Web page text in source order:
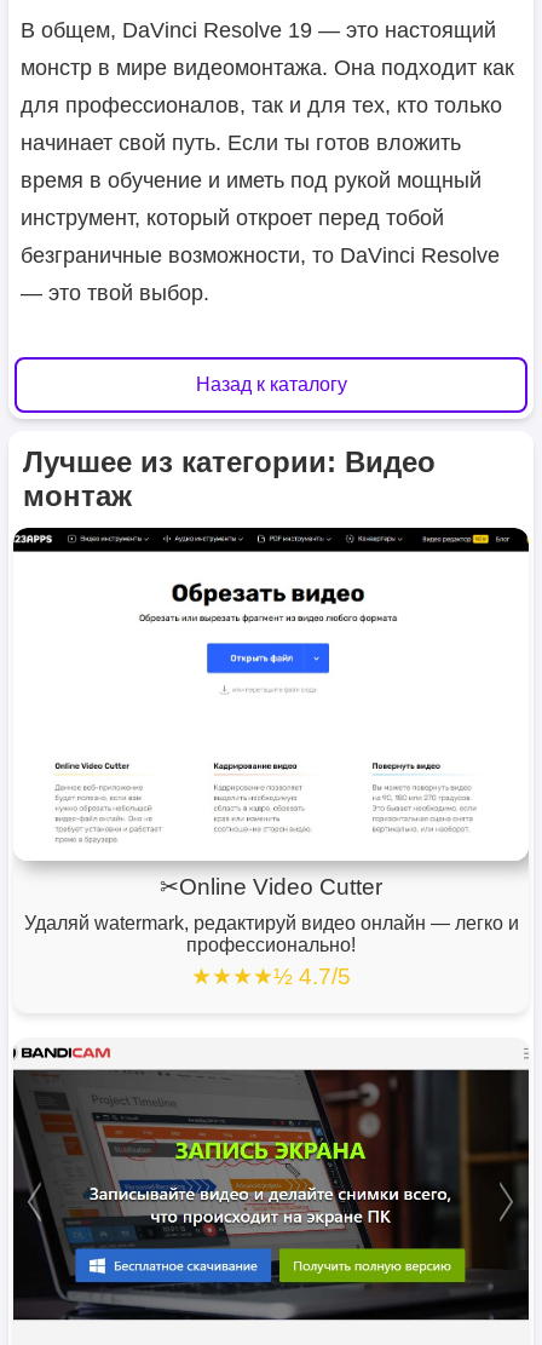
В общем, DaVinci Resolve 19 — это настоящий
монстр в мире видеомонтажа. Она подходит как
для профессионалов, так и для тех, кто только
начинает свой путь. Если ты готов вложить
время в обучение и иметь под рукой мощный
инструмент, который откроет перед тобой
безграничные возможности, то DaVinci Resolve
— это твой выбор.
Назад к каталогу
Лучшее из категории: Видео
монтаж
✂Online Video Cutter
Удаляй watermark, редактируй видео онлайн — легко и
профессионально!
★★★★½ 4.7/5